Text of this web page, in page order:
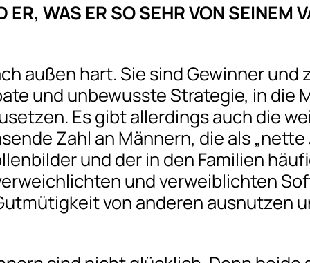
WAS ER SO SEHR VON SEINEM
außen hart. Sie sind Gewinner
und unbewusste Strategie, in die
Es gibt allerdings auch die
Zahl an Männern, die als
und der in den Familien
und verweiblichten
von anderen ausnutzen